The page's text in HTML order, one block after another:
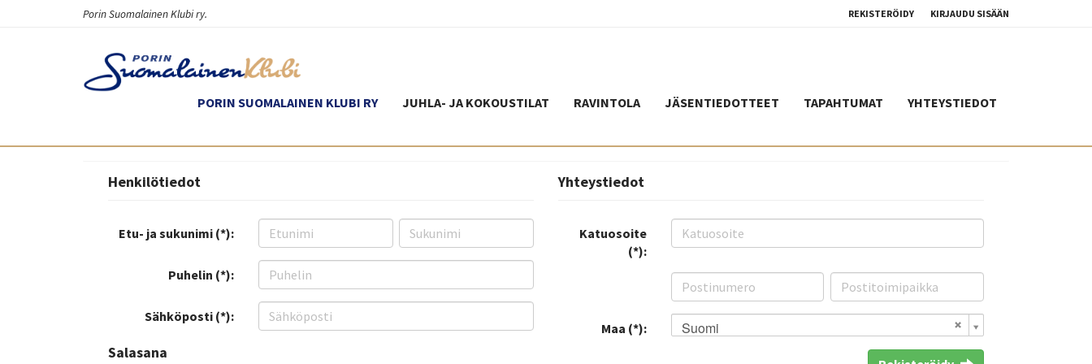
Porin Suomalainen Klubi ry. REKISTERÖIDY KIRJAUDU SISÄÄN
PORIN SUOMALAINEN KLUBI RY JUHLA- JA KOKOUSTILAT RAVINTOLA JÄSENTIEDOTTEET TAPAHTUMAT YHTEYSTIEDOT
Henkilötiedot
Etu- ja sukunimi (*):
Puhelin (*):
Sähköposti (*):
Salasana
Yhteystiedot
Katuosoite
(*):
Maa (*): Suomi